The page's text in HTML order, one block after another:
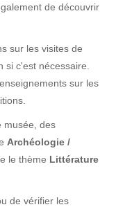
de découvrir
sur les visites de
c'est nécessaire.
sur les
musée, des
Archéologie /
le thème Littérature
de vérifier les